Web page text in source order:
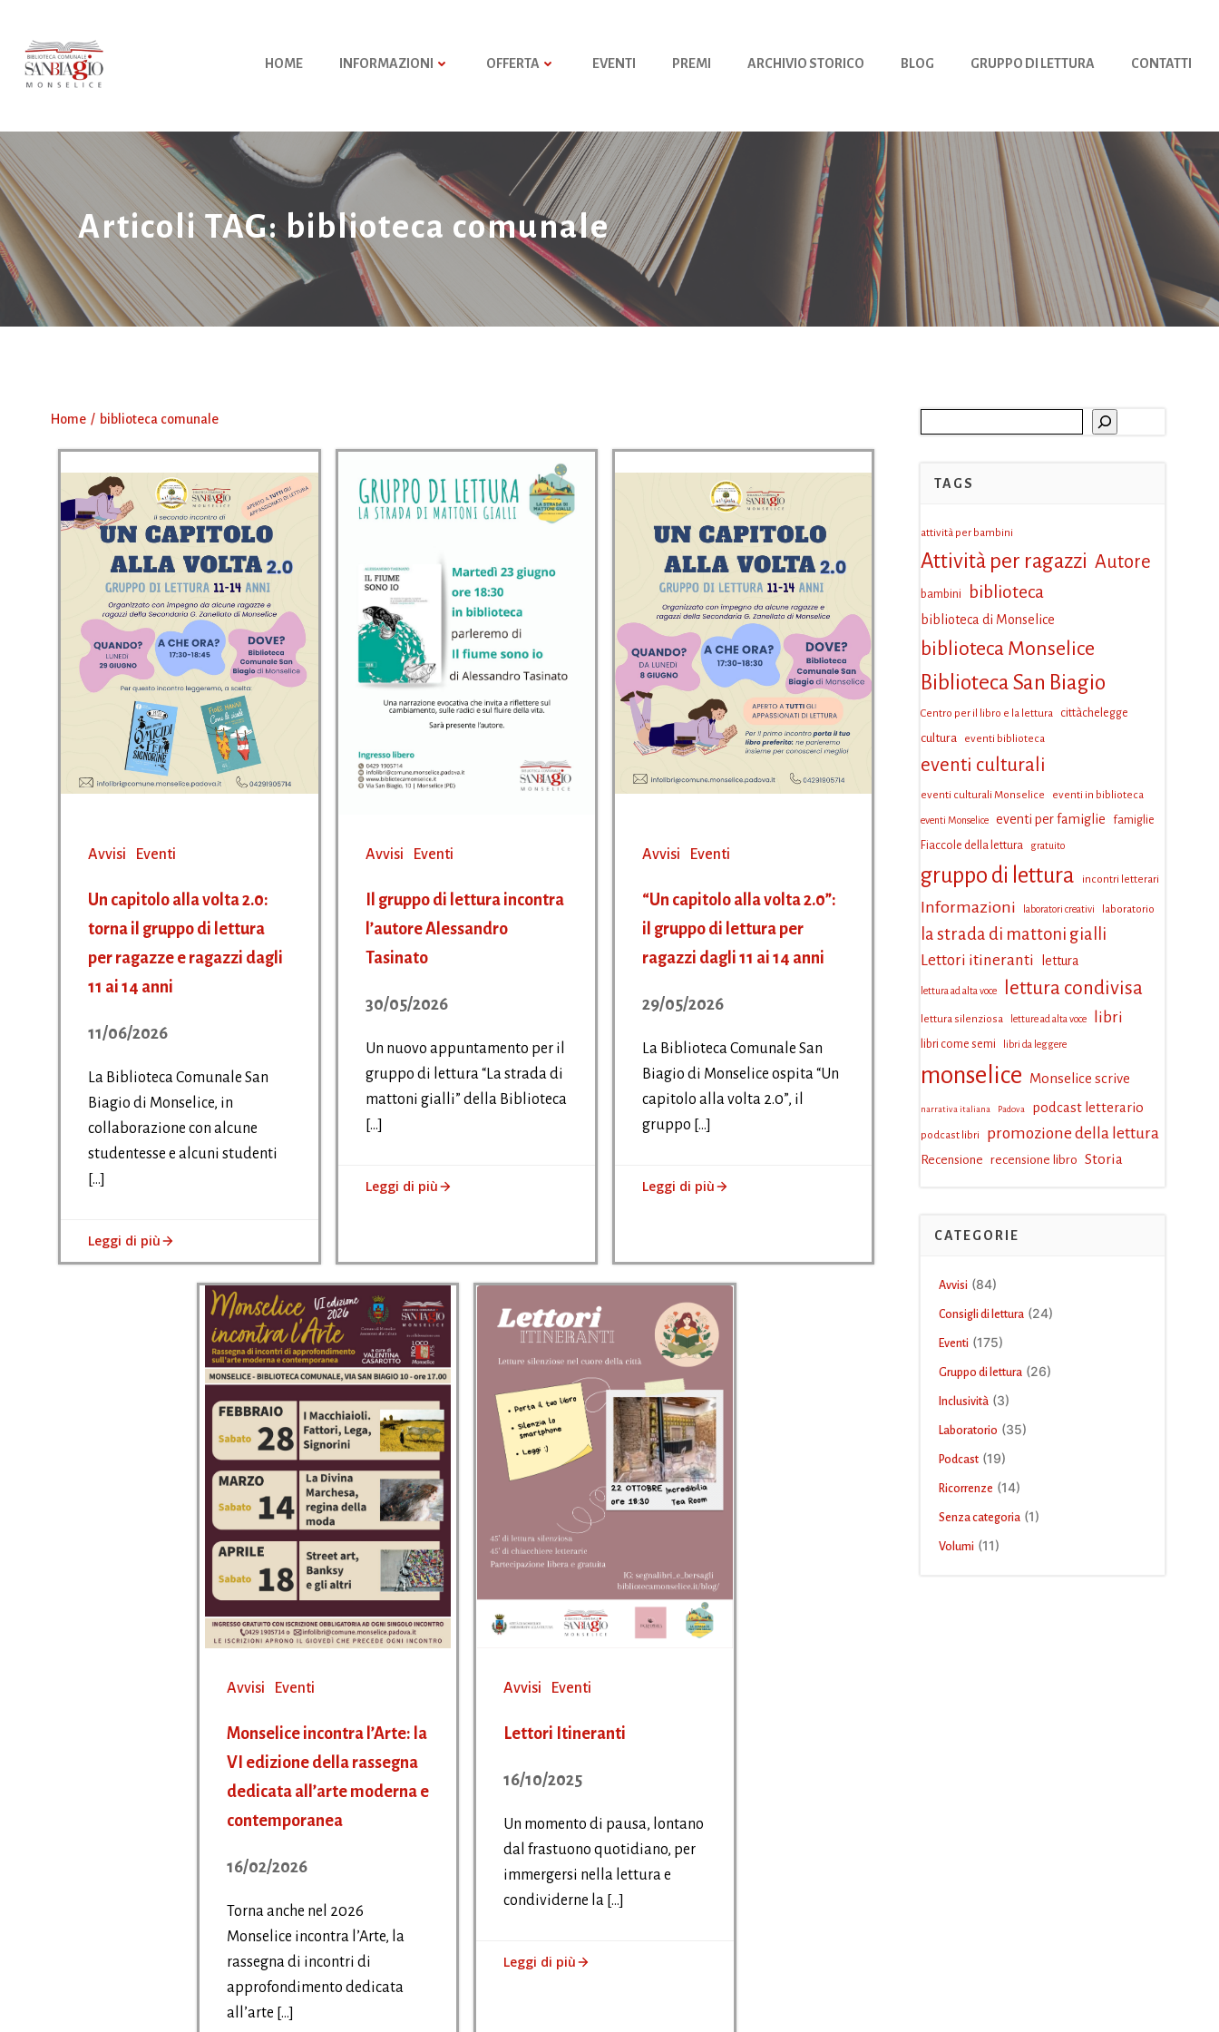
contenuto
HOME INFORMAZIONI OFFERTA EVENTI PREMI ARCHIVIO STORICO BLOG GRUPPO DI LETTURA CONTATTI
Articoli TAG: biblioteca comunale
Home biblioteca comunale
Avvisi Eventi
Un capitolo alla volta 2.0:
torna il gruppo di lettura
per ragazze e ragazzi dagli
11 ai 14 anni
11/06/2026
La Biblioteca Comunale San
Biagio di Monselice, in
collaborazione con alcune
studentesse e alcuni studenti
[…]
Leggi di più
Avvisi Eventi
Il gruppo di lettura incontra
l’autore Alessandro
Tasinato
30/05/2026
Un nuovo appuntamento per il
gruppo di lettura “La strada di
mattoni gialli” della Biblioteca
[…]
Leggi di più
Avvisi Eventi
“Un capitolo alla volta 2.0”:
il gruppo di lettura per
ragazzi dagli 11 ai 14 anni
29/05/2026
La Biblioteca Comunale San
Biagio di Monselice ospita “Un
capitolo alla volta 2.0”, il
gruppo […]
Leggi di più
Avvisi Eventi
Monselice incontra l’Arte: la
VI edizione della rassegna
dedicata all’arte moderna e
contemporanea
16/02/2026
Torna anche nel 2026
Monselice incontra l’Arte, la
rassegna di incontri di
approfondimento dedicata
all’arte […]
Avvisi Eventi
Lettori Itineranti
16/10/2025
Un momento di pausa, lontano
dal frastuono quotidiano, per
immergersi nella lettura e
condividerne la […]
Leggi di più
TAGS
attività per bambini
Attività per ragazzi Autore
bambini biblioteca
biblioteca di Monselice
biblioteca Monselice
Biblioteca San Biagio
Centro per il libro e la lettura cittàchelegge
cultura eventi biblioteca
eventi culturali
eventi culturali Monselice eventi in biblioteca
eventi Monselice eventi per famiglie
famiglie
Fiaccole della lettura
gratuito
gruppo di lettura incontri letterari
Informazioni laboratori creativi laboratorio
la strada di mattoni gialli
Lettori itineranti lettura
lettura ad alta voce lettura condivisa
lettura silenziosa letture ad alta voce libri
libri come semi libri da leggere
monselice Monselice scrive
narrativa italiana Padova podcast letterario
podcast libri promozione della lettura
Recensione recensione libro Storia
CATEGORIE
Avvisi (84)
Consigli di lettura(24)
Eventi (175)
Gruppo di lettura(26)
Inclusività(3)
Laboratorio (35)
Podcast(19)
Ricorrenze (14)
Senza categoria(1)
Volumi (11)